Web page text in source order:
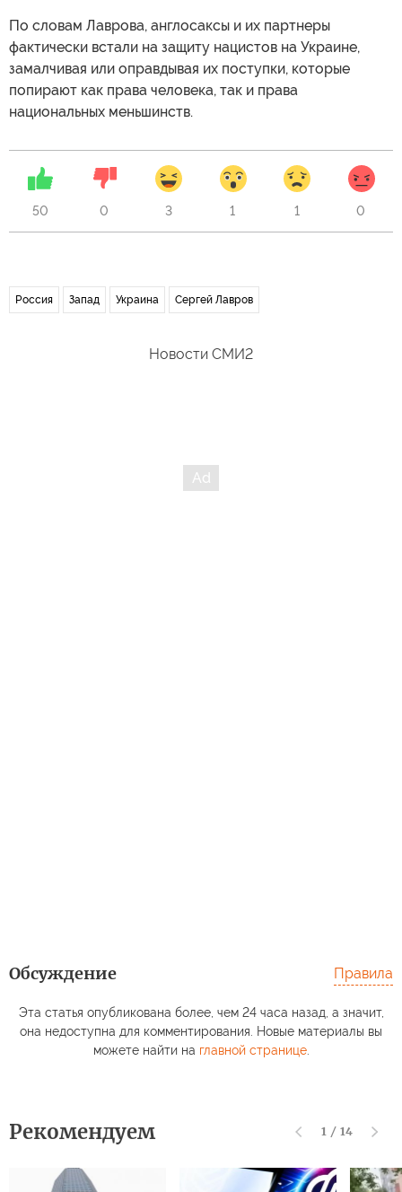
По словам Лаврова, англосаксы и их партнеры
фактически встали на защиту нацистов на Украине,
замалчивая или оправдывая их поступки, которые
попирают как права человека, так и права
национальных меньшинств.
50 0 3 1 1 0
Россия Запад Украина Сергей Лавров
Новости СМИ2
Обсуждение Правила
Эта статья опубликована более, чем 24 часа назад, а значит,
она недоступна для комментирования. Новые материалы вы
можете найти на главной странице.
Рекомендуем 1 / 14